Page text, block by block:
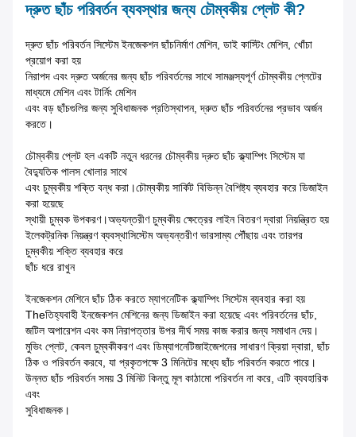
দ্রুত ছাঁচ পরিবর্তন ব্যবস্থার জন্য চৌম্বকীয় প্লেট কী?
দ্রুত ছাঁচ পরিবর্তন সিস্টেম ইনজেকশন ছাঁচনির্মাণ মেশিন, ডাই কাস্টিং মেশিন, খোঁচা
প্রয়োগ করা হয়
নিরাপদ এবং দ্রুত অর্জনের জন্য ছাঁচ পরিবর্তনের সাথে সামঞ্জস্যপূর্ণ চৌম্বকীয় প্লেটের
মাধ্যমে মেশিন এবং টার্নিং মেশিন
এবং বড় ছাঁচগুলির জন্য সুবিধাজনক প্রতিস্থাপন, দ্রুত ছাঁচ পরিবর্তনের প্রভাব অর্জন
করতে।
চৌম্বকীয় প্লেট হল একটি নতুন ধরনের চৌম্বকীয় দ্রুত ছাঁচ ক্ল্যাম্পিং সিস্টেম যা
বৈদ্যুতিক পালস খোলার সাথে
এবং চুম্বকীয় শক্তি বন্ধ করা।চৌম্বকীয় সার্কিট বিভিন্ন বৈশিষ্ট্য ব্যবহার করে ডিজাইন
করা হয়েছে
স্থায়ী চুম্বক উপকরণ।অভ্যন্তরীণ চুম্বকীয় ক্ষেত্রের লাইন বিতরণ দ্বারা নিয়ন্ত্রিত হয়
ইলেকট্রনিক নিয়ন্ত্রণ ব্যবস্থাসিস্টেম অভ্যন্তরীণ ভারসাম্য পৌঁছায় এবং তারপর
চুম্বকীয় শক্তি ব্যবহার করে
ছাঁচ ধরে রাখুন
ইনজেকশন মেশিনে ছাঁচ ঠিক করতে ম্যাগনেটিক ক্ল্যাম্পিং সিস্টেম ব্যবহার করা হয়
Theতিহ্যবাহী ইনজেকশন মেশিনের জন্য ডিজাইন করা হয়েছে এবং পরিবর্তনের ছাঁচ,
জটিল অপারেশন এবং কম নিরাপত্তার উপর দীর্ঘ সময় কাজ করার জন্য সমাধান দেয়।
মুভিং প্লেট, কেবল চুম্বকীকরণ এবং ডিম্যাগনেটিজাইজেশনের সাধারণ ক্রিয়া দ্বারা, ছাঁচ
ঠিক ও পরিবর্তন করবে, যা প্রকৃতপক্ষে 3 মিনিটের মধ্যে ছাঁচ পরিবর্তন করতে পারে।
উন্নত ছাঁচ পরিবর্তন সময় 3 মিনিট কিন্তু মূল কাঠামো পরিবর্তন না করে, এটি ব্যবহারিক
এবং
সুবিধাজনক।